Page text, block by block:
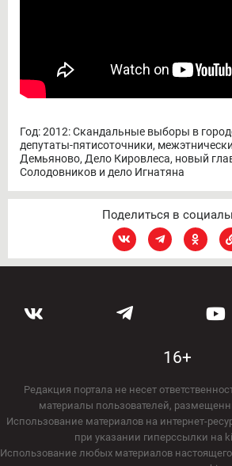
Год: 2012: Скандальные выборы в
депутаты-пятисоточники,
Демьяново, Дело Кировлеса, новый
Солодовников и дело Игнатяна
Поделиться в
16+
Редакция портала не несет
материалы пользователей,
Использование материалов на интернет-
при указании гиперссылки на
Использование любых материалов